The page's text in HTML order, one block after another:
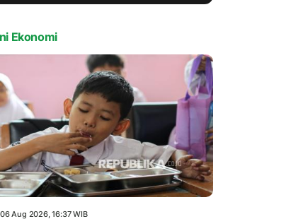
Ekonomi
Aug 2026, 16:37 WIB